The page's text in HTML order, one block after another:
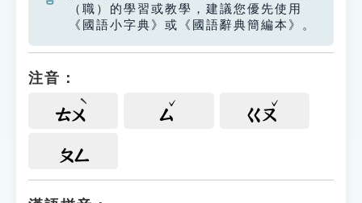
（職）的學習或教學，建議您優先使用
《國語小字典》或《國語辭典簡編本》。
注音：
ㄊㄨ ㄙ ㄍㄡ
ㄆㄥ